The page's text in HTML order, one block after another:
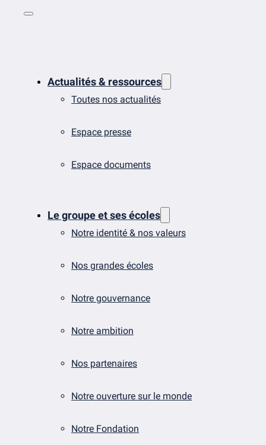
Actualités & ressources
Toutes nos actualités
Espace presse
Espace documents
Le groupe et ses écoles
Notre identité & nos valeurs
Nos grandes écoles
Notre gouvernance
Notre ambition
Nos partenaires
Notre ouverture sur le monde
Notre Fondation